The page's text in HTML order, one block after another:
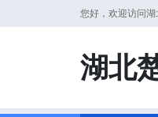
您好，欢迎访问湖
湖北